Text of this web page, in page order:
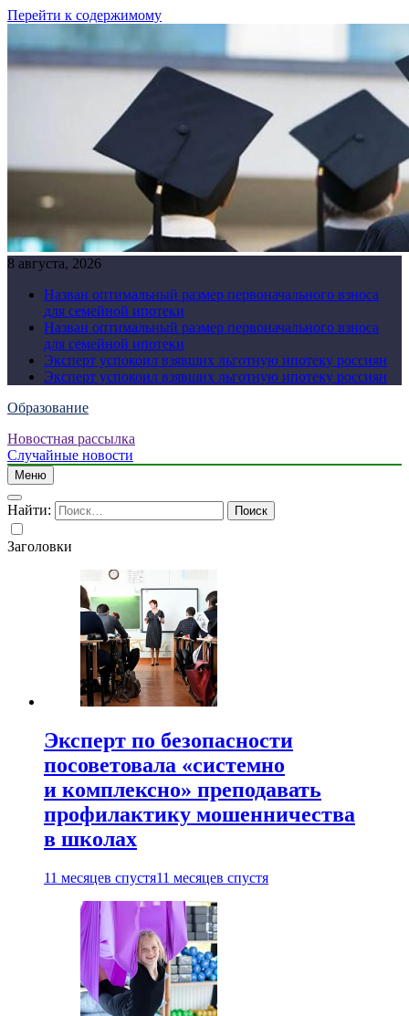
Перейти к содержимому
8 августа, 2026
Назван оптимальный размер первоначального взноса
для семейной ипотеки
Назван оптимальный размер первоначального взноса
для семейной ипотеки
Эксперт успокоил взявших льготную ипотеку россиян
Эксперт успокоил взявших льготную ипотеку россиян
Образование
Новостная рассылка
Случайные новости
Меню
Найти:
Заголовки
Эксперт по безопасности
посоветовала «системно
и комплексно» преподавать
профилактику мошенничества
в школах
11 месяцев спустя11 месяцев спустя